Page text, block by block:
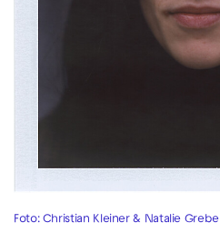
Foto: Christian Kleiner & Natalie Grebe